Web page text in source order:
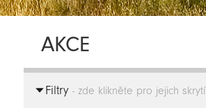
AKCE
Filtry- zde klikněte pro jejich skrytí